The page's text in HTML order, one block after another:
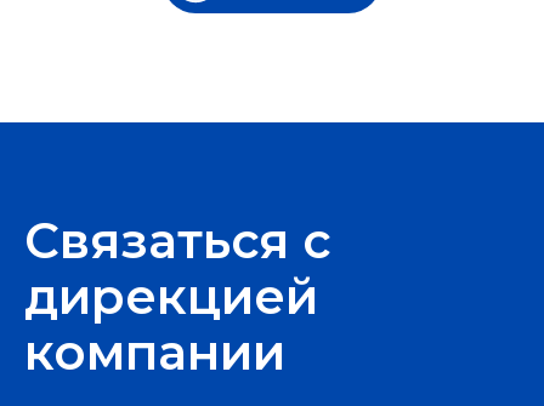
Связаться с
дирекцией
компании